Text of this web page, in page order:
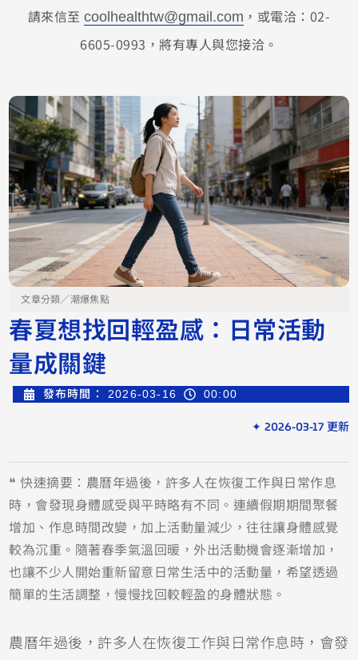
請來信至coolhealthtw@gmail.com ，或電洽：02-
6605-0993，將有專人與您接洽。
文章分類／潮爆焦點
春夏想找回輕盈感：日常活動
量成關鍵
發布時間： 2026-03-16 00:00
✦ 2026-03-17 更新
❝ 快速摘要：農曆年過後，許多人在恢復工作與日常作息
時，會發現身體感受與平時略有不同。連續假期期間聚餐
增加、作息時間改變，加上活動量減少，往往讓身體感覺
較為沉重。隨著春季氣溫回暖，外出活動機會逐漸增加，
也讓不少人開始重新留意日常生活中的活動量，希望透過
簡單的生活調整，慢慢找回較輕盈的身體狀態。
農曆年過後，許多人在恢復工作與日常作息時，會發